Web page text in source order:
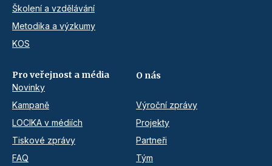
Školení a vzdělávání
Metodika a výzkumy
KOS
Pro veřejnost a média
Novinky
Kampaně
LOCIKA v médiích
Tiskové zprávy
FAQ
O nás
Výroční zprávy
Projekty
Partneři
Tým